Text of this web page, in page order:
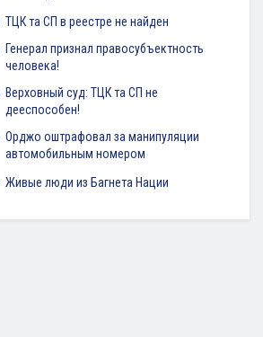
ТЦК та СП в реестре не найден
Генерал признал правосубъектность
человека!
Верховный суд: ТЦК та СП не
дееспособен!
Орджо оштрафовал за манипуляции
автомобильным номером
Живые люди из Багнета Нации